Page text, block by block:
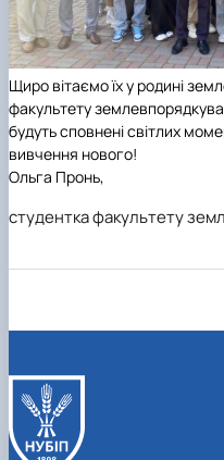
Щиро вітаємо їх у родині
факультету
будуть сповнені світлих
вивчення нового!
Ольга Пронь,
студентка факультету